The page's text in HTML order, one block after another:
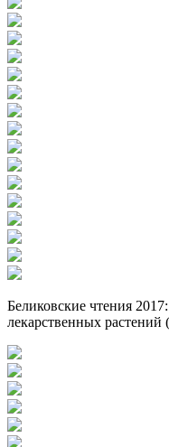
Беликовские чтения
лекарственных